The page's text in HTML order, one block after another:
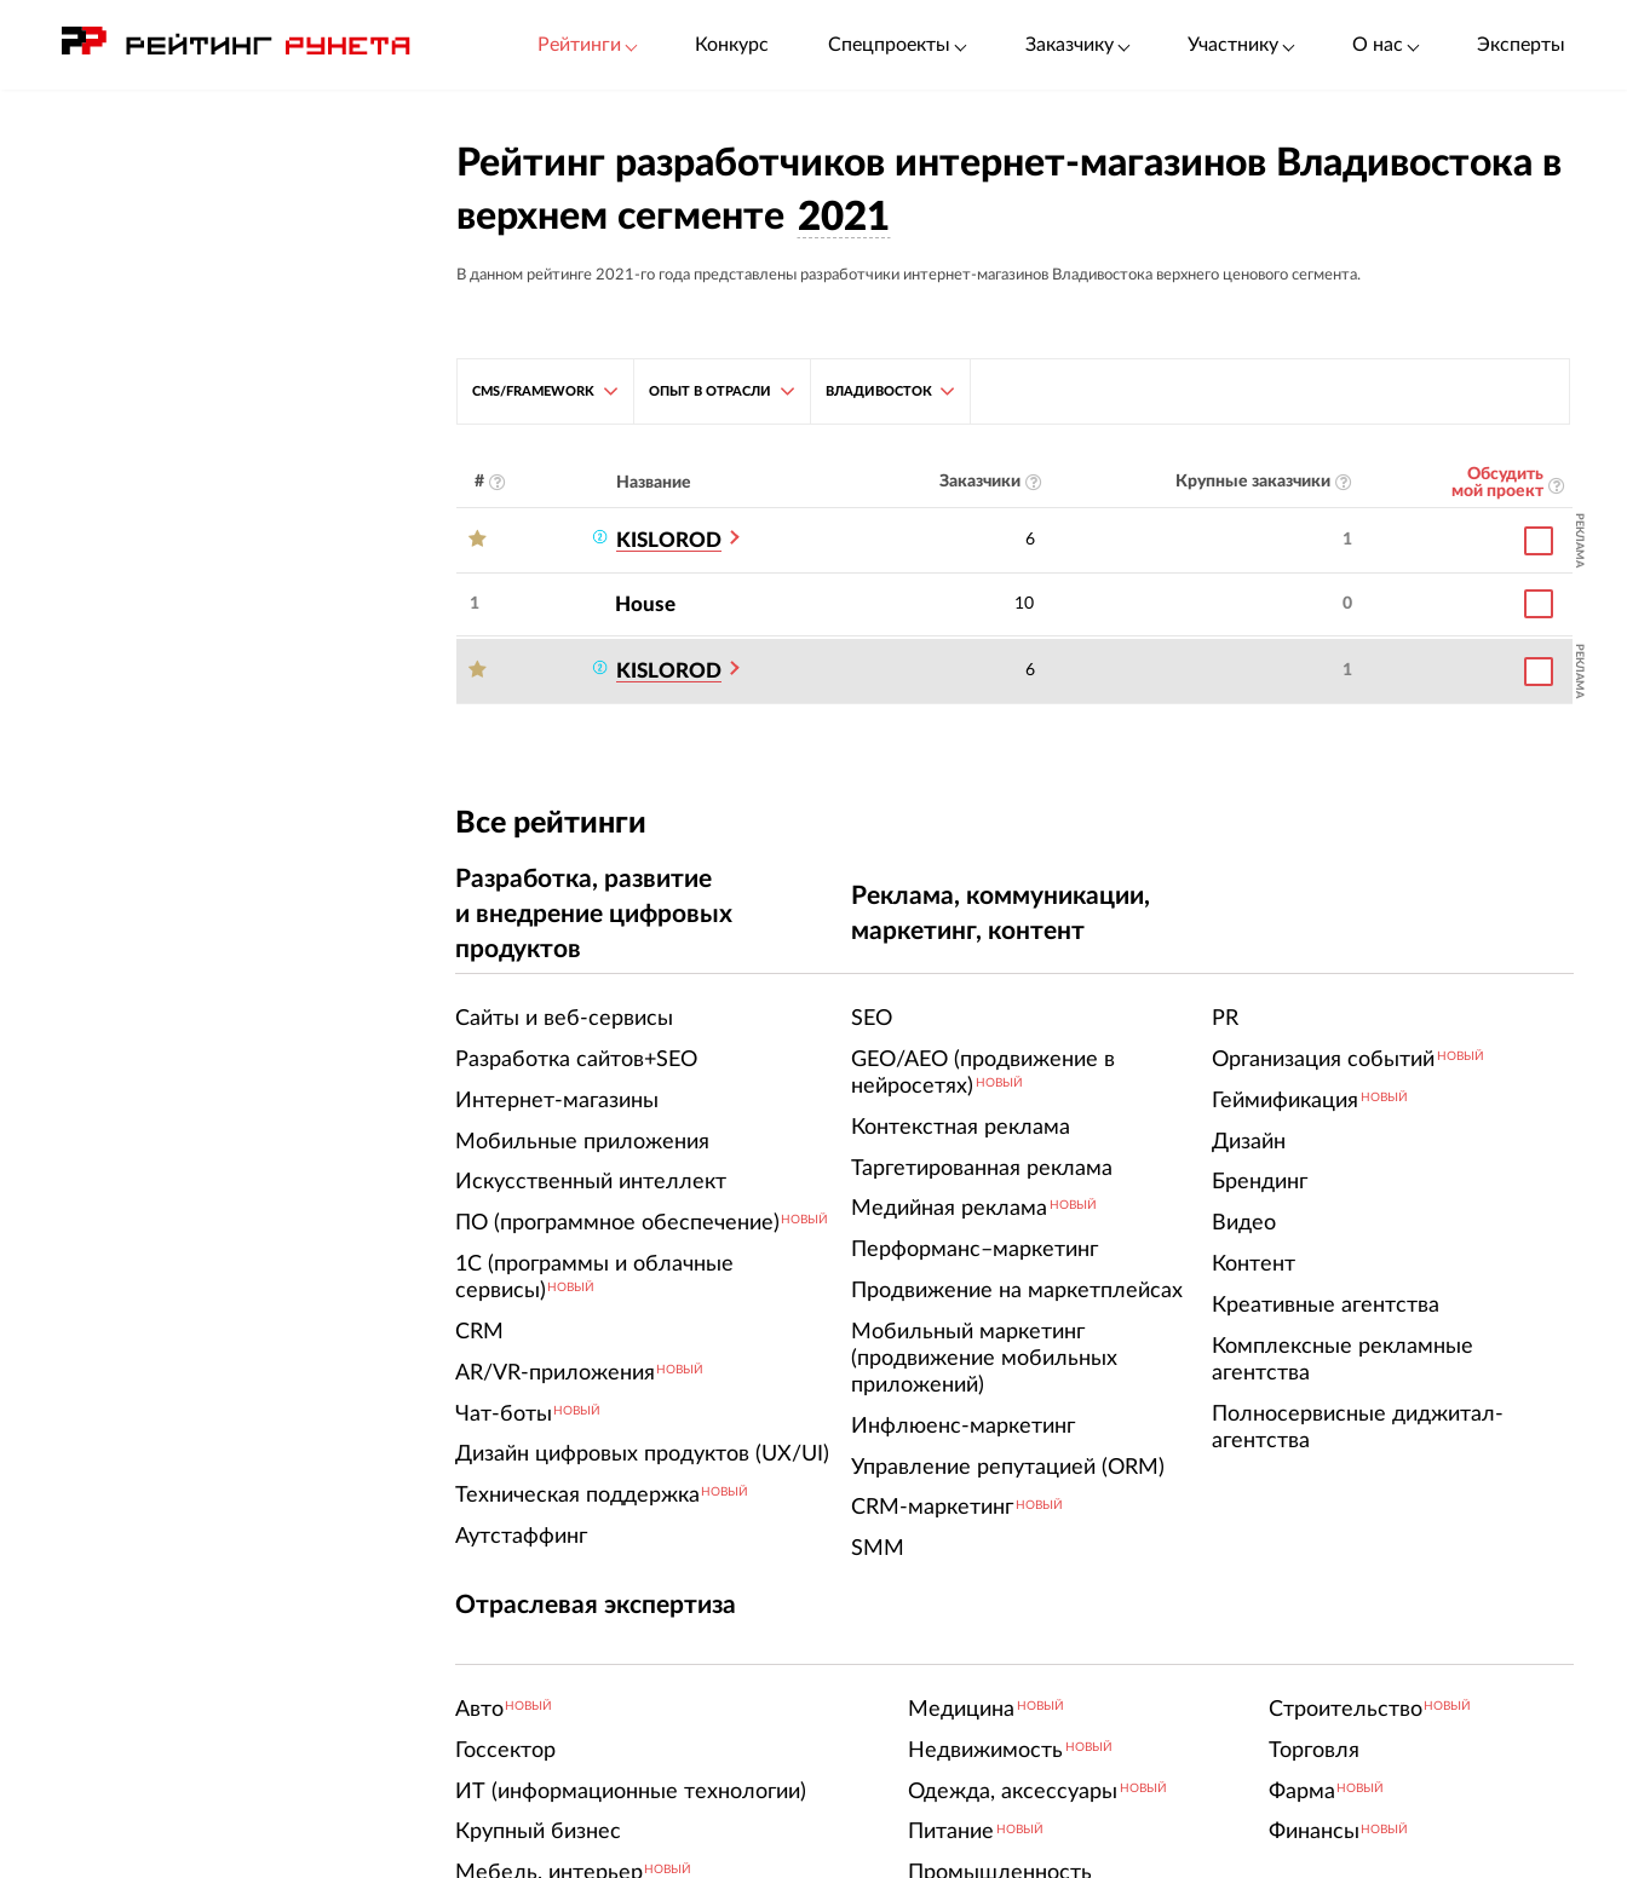
Рейтинги Конкурс Спецпроекты Заказчику Участнику О нас Эксперты
Рейтинг разработчиков интернет-магазинов Владивостока в
верхнем сегменте 2021
В данном рейтинге 2021-го года представлены разработчики интернет-магазинов Владивостока верхнего ценового сегмента.
CMS/FRAMEWORK ОПЫТ В ОТРАСЛИ ВЛАДИВОСТОК
# Название Заказчики Крупные заказчики
Обсудить
мой проект
KISLOROD 6 1 РЕКЛАМА
1 House 10 0
KISLOROD 6 1 РЕКЛАМА
Все рейтинги
Разработка, развитие
и внедрение цифровых
продуктов
Сайты и веб-сервисы
Разработка сайтов+SEO
Интернет-магазины
Мобильные приложения
Искусственный интеллект
ПО (программное обеспечение) НОВЫЙ
1С (программы и облачные
сервисы) НОВЫЙ
CRM
AR/VR-приложения НОВЫЙ
Чат-боты НОВЫЙ
Дизайн цифровых продуктов (UX/UI)
Техническая поддержка НОВЫЙ
Аутстаффинг
Реклама, коммуникации,
маркетинг, контент
SEO
GEO/AEO (продвижение в
нейросетях) НОВЫЙ
Контекстная реклама
Таргетированная реклама
Медийная реклама НОВЫЙ
Перформанс–маркетинг
Продвижение на маркетплейсах
Мобильный маркетинг
(продвижение мобильных
приложений)
Инфлюенс-маркетинг
Управление репутацией (ORM)
CRM-маркетинг НОВЫЙ
SMM
PR
Организация событий НОВЫЙ
Геймификация НОВЫЙ
Дизайн
Брендинг
Видео
Контент
Креативные агентства
Комплексные рекламные
агентства
Полносервисные диджитал-
агентства
Отраслевая экспертиза
Авто НОВЫЙ
Госсектор
ИТ (информационные технологии)
Крупный бизнес
Мебель, интерьер НОВЫЙ
Медицина НОВЫЙ
Недвижимость НОВЫЙ
Одежда, аксессуары НОВЫЙ
Питание НОВЫЙ
Промышленность
Строительство НОВЫЙ
Торговля
Фарма НОВЫЙ
Финансы НОВЫЙ